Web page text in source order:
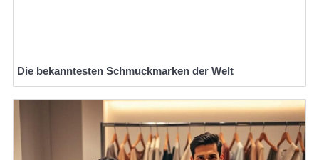
Die bekanntesten Schmuckmarken der Welt